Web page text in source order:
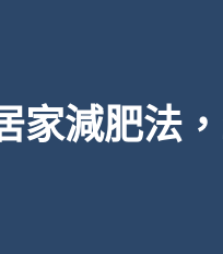
家減肥法